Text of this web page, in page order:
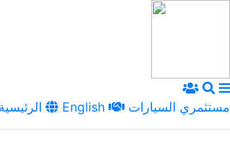
الرئيسية English مستثمري السيارات